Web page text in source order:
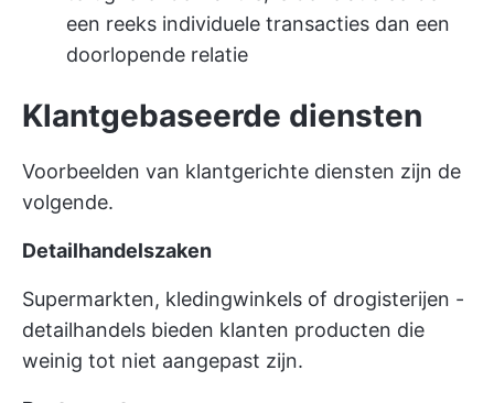
een reeks individuele transacties dan een
doorlopende relatie
Klantgebaseerde diensten
Voorbeelden van klantgerichte diensten zijn de
volgende.
Detailhandelszaken
Supermarkten, kledingwinkels of drogisterijen -
detailhandels bieden klanten producten die
weinig tot niet aangepast zijn.